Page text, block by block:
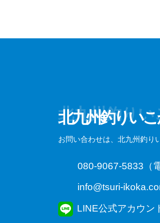
北九州釣りい
北九州釣りい
お問い合わせは、北九州釣り
080-9067-5833（
info@tsuri-
LINE公式アカウン